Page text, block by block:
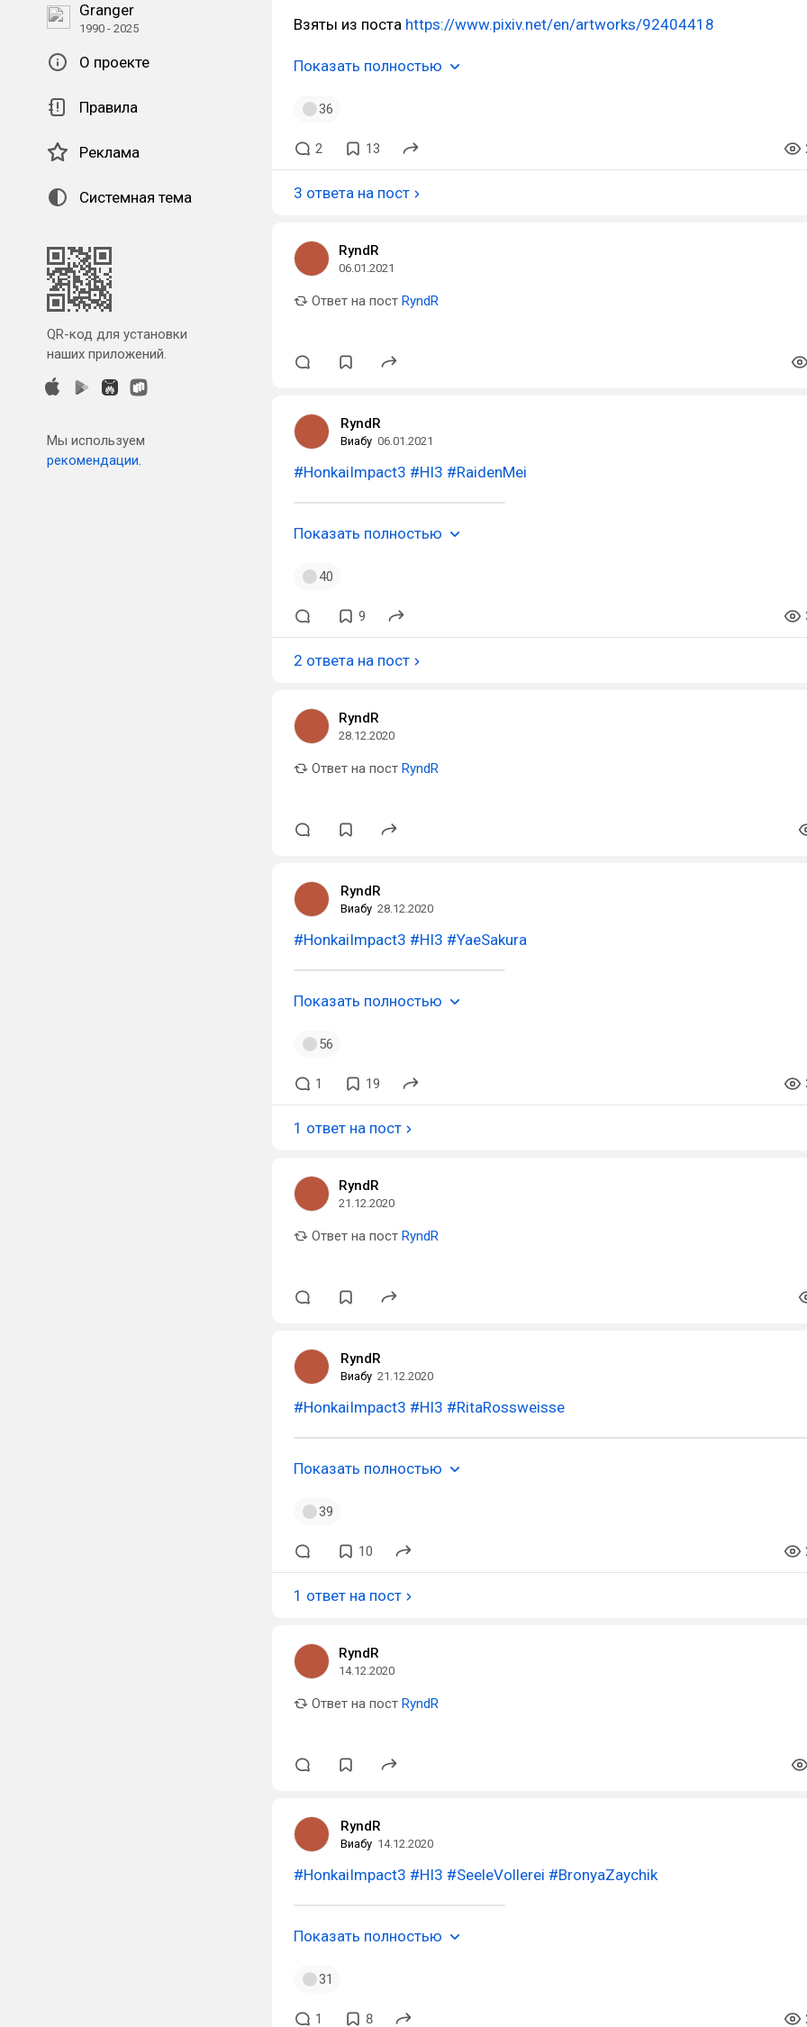
Granger
1990 - 2025
О проекте
Правила
Реклама
Системная тема
QR-код для установки
наших приложений.
Мы используем
рекомендации.
Взяты из поста https://www.pixiv.net/en/artworks/92404418
Показать полностью
36
2 13
3 ответа на пост
RyndR
06.01.2021
Ответ на пост RyndR
RyndR
Виабу 06.01.2021
#HonkaiImpact3 #HI3 #RaidenMei
Показать полностью
40
9
2 ответа на пост
RyndR
28.12.2020
Ответ на пост RyndR
RyndR
Виабу 28.12.2020
#HonkaiImpact3 #HI3 #YaeSakura
Показать полностью
56
1 19
1 ответ на пост
RyndR
21.12.2020
Ответ на пост RyndR
RyndR
Виабу 21.12.2020
#HonkaiImpact3 #HI3 #RitaRossweisse
Показать полностью
39
10
1 ответ на пост
RyndR
14.12.2020
Ответ на пост RyndR
RyndR
Виабу 14.12.2020
#HonkaiImpact3 #HI3 #SeeleVollerei #BronyaZaychik
Показать полностью
31
1 8